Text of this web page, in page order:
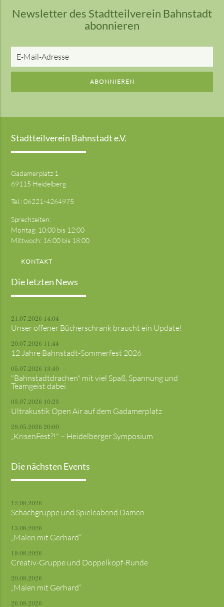
Newsletter des Stadtteilverein Bahnstadt
abonnieren
ABONNIEREN
Stadtteilverein Bahnstadt e.V.
Gadamerplatz 1
69115 Heidelberg
Tel.:06221-4264975
Sprechzeiten:
Montag: 10:00 bis 12:00
Mittwoch: 16:00 bis 18:00
KONTAKT
Die letzten News
21.07.2026 14:04
Unser offener Bücherschrank braucht ein Update!
20.07.2026 11:44
12 Jahre Bahnstadt-Sommerfest 2026
05.07.2026 13:40
"Bahnstadtdrachen" mit viel Spaß, Spannung und
Teamgeist dabei
03.07.2026 10:23
Ultrakustik Open Air auf dem Gadamerplatz
28.05.2026 20:00
„KrisenFest?!" – Heidelberger Symposium
Die nächsten Events
12.08.2026
Schachgruppe und Spieleabend Damen
13.08.2026
„Malen mit Gerhard“
19.08.2026
Creativ-Gruppe und Doppelkopf-Runde
20.08.2026
„Malen mit Gerhard“
26.08.2026